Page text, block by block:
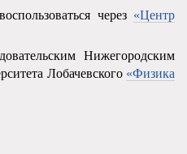
через «Центр
Нижегородским
Лобачевского «Физика